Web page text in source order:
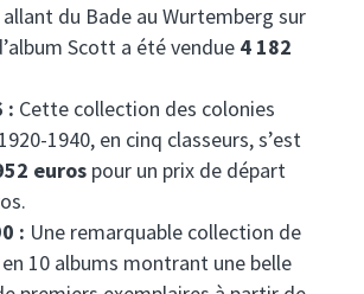
du Bade au Wurtemberg sur
Scott a été vendue 4 182
: Cette collection des colonies
1940, en cinq classeurs, s’est
eurospour un prix de départ
: Une remarquable collection de
10 albums montrant une belle